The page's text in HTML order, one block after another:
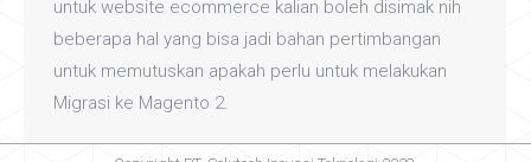
untuk website ecommerce kalian boleh disimak nih
beberapa hal yang bisa jadi bahan pertimbangan
untuk memutuskan apakah perlu untuk melakukan
Migrasi ke Magento 2.